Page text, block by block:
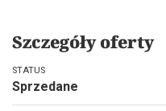
Szczegóły oferty
STATUS
Sprzedane